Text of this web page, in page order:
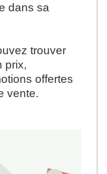
dans sa
trouver
prix,
offertes
vente.